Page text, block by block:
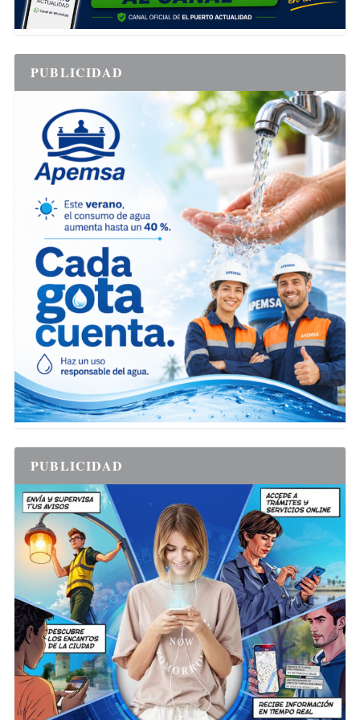
PUBLICIDAD
PUBLICIDAD